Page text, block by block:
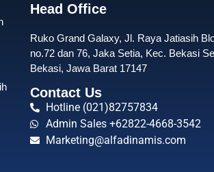
Head Office
Ruko Grand Galaxy, Jl. Raya Jatiasih
no.72 dan 76, Jaka Setia, Kec. Bekasi
Bekasi, Jawa Barat 17147
Contact Us
Hotline (021)82757834
Admin Sales +62822-4668-3542
Marketing@alfadinamis.com